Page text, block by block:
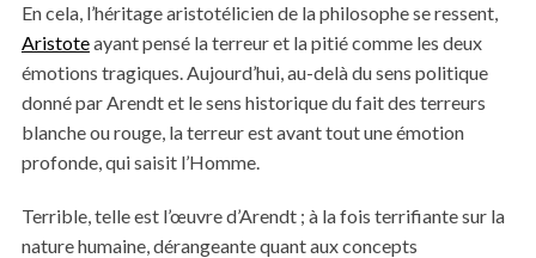
En cela, l’héritage aristotélicien de la philosophe se ressent,
Aristoteayant pensé la terreur et la pitié comme les deux
émotions tragiques. Aujourd’hui, au-delà du sens politique
donné par Arendt et le sens historique du fait des terreurs
blanche ou rouge, la terreur est avant tout une émotion
profonde, qui saisit l’Homme.
Terrible, telle est l’œuvre d’Arendt ; à la fois terrifiante sur la
nature humaine, dérangeante quant aux concepts